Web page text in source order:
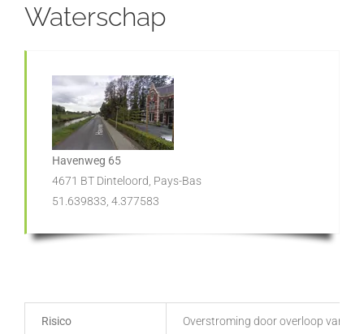
Waterschap
Havenweg 65
4671 BT Dinteloord, Pays-Bas
51.639833, 4.377583
Risico Overstroming door overloop van